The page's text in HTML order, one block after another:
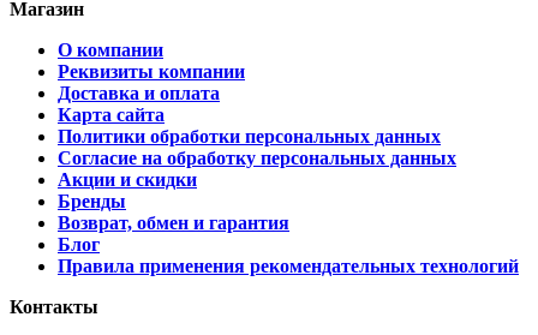
Магазин
О компании
Реквизиты компании
Доставка и оплата
Карта сайта
Политики обработки персональных данных
Согласие на обработку персональных данных
Акции и скидки
Бренды
Возврат, обмен и гарантия
Блог
Правила применения рекомендательных технологий
Контакты